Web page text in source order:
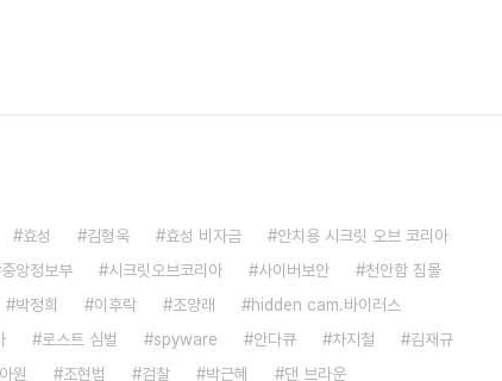
효성 김형욱 효성 비자금
안치용 시크릿 오브 코리아
중앙정보부 시크릿오브코리아 사이버보안
천안함 침몰
박정희 이후락 조양래
hidden cam.바이러스
로스트 심벌 spyware 안다큐 차지철
김재규
원 조현범 검찰 박근혜 댄 브라운